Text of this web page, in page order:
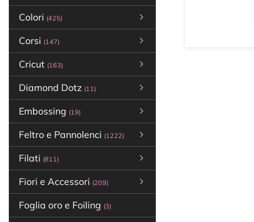
Colori (425)
Corsi (147)
Cricut (163)
Diamond Dotz (11)
Embossing (19)
Feltro e Pannolenci (1222)
Filati (811)
Fiori e Accessori (209)
Foglia oro e Foiling (3)